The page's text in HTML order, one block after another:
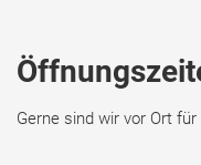
Gerne sind wir vor Ort für